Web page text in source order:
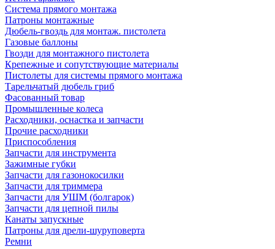
Система прямого монтажа
Патроны монтажные
Дюбель-гвоздь для монтаж. пистолета
Газовые баллоны
Гвозди для монтажного пистолета
Крепежные и сопутствующие материалы
Пистолеты для системы прямого монтажа
Тарельчатый дюбель гриб
Фасованный товар
Промышленные колеса
Расходники, оснастка и запчасти
Прочие расходники
Приспособления
Запчасти для инструмента
Зажимные губки
Запчасти для газонокосилки
Запчасти для триммера
Запчасти для УШМ (болгарок)
Запчасти для цепной пилы
Канаты запускные
Патроны для дрели-шуруповерта
Ремни